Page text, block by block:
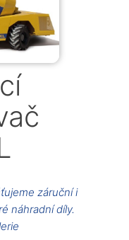
záruční i
náhradní díly.